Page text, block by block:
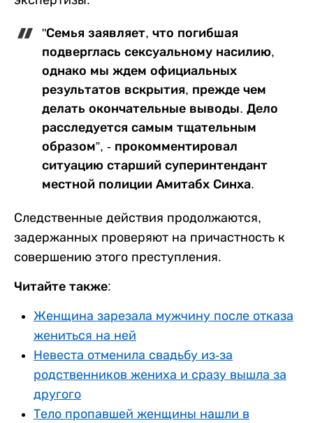
"Семья заявляет, что погибшая
подверглась сексуальному насилию,
однако мы ждем официальных
результатов вскрытия, прежде чем
делать окончательные выводы. Дело
расследуется самым тщательным
образом”, - прокомментировал
ситуацию старший суперинтендант
местной полиции Амитабх Синха.
Следственные действия продолжаются,
задержанных проверяют на причастность к
совершению этого преступления.
Читайте также:
Женщина зарезала мужчину после отказа
жениться на ней
Невеста отменила свадьбу из-за
родственников жениха и сразу вышла за
другого
Тело пропавшей женщины нашли в